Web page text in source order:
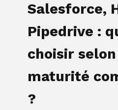
Salesforce,
Pipedrive :
choisir
maturité
?